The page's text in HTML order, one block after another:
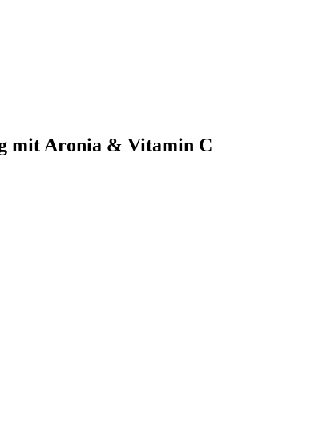
mit Aronia & Vitamin C